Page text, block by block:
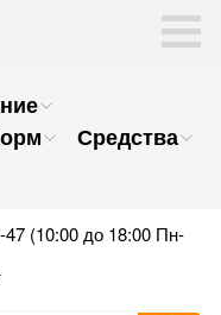
Средства
47 (10:00 до 18:00 Пн-